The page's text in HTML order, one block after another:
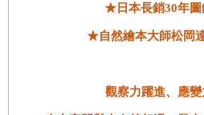
★日本長銷30年
★自然繪本大師松岡
觀察力躍進、應變